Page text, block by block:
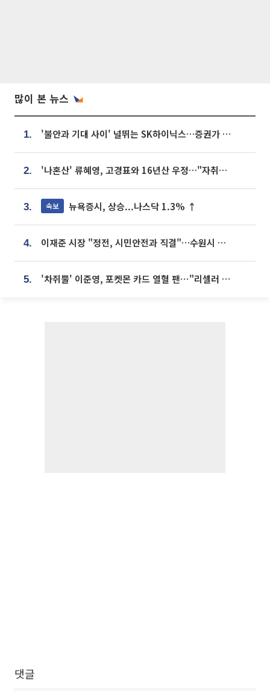
많이 본 뉴스
1. '불안과 기대 사이' 널뛰는 SK하이닉스…증권가 "HBM4·LTA 기반 펀터멘털 견고"
2. '나혼산' 류혜영, 고경표와 16년산 우정…"자취방서 부모님과 마주쳐"
3. 속보 뉴욕증시, 상승...나스닥 1.3% ↑
4. 이재준 시장 "정전, 시민안전과 직결"…수원시 비상대응체계 가동
5. '차쥐뿔' 이준영, 포켓몬 카드 열혈 팬⋯"리셀러 처단할 것"
댓글